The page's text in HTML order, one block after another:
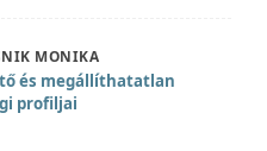
MONIKA
és megállíthatatlan
profiljai